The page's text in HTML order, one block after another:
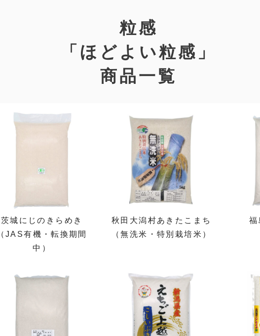
粒感
「ほどよい粒感」
商品一覧
茨城にじのきらめき
（JAS有機・転換期間
中）
秋田大潟村あきたこまち
（無洗米・特別栽培米）
福